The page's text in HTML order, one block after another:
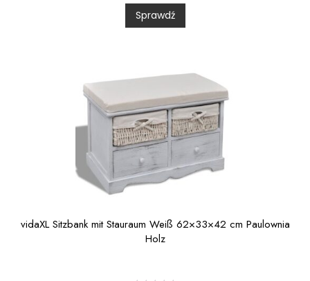
0
o
u
t
Sprawdź
vidaXL Sitzbank mit Stauraum Weiß 62×33×42 cm Paulownia
Holz